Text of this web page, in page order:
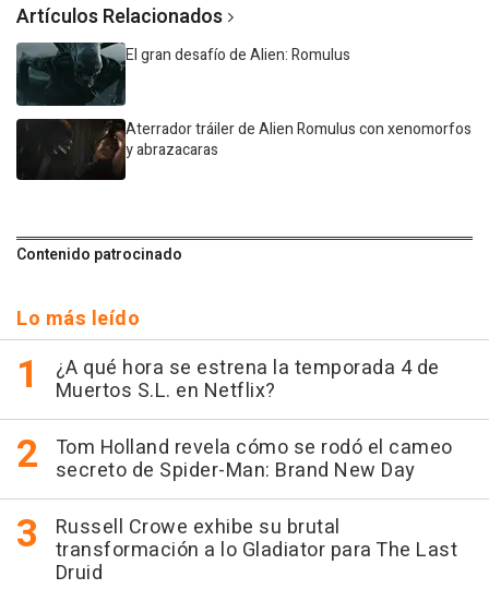
Artículos Relacionados
El gran desafío de Alien: Romulus
Aterrador tráiler de Alien Romulus con xenomorfos
y abrazacaras
Contenido patrocinado
Lo más leído
¿A qué hora se estrena la temporada 4 de
Muertos S.L. en Netflix?
Tom Holland revela cómo se rodó el cameo
secreto de Spider-Man: Brand New Day
Russell Crowe exhibe su brutal
transformación a lo Gladiator para The Last
Druid